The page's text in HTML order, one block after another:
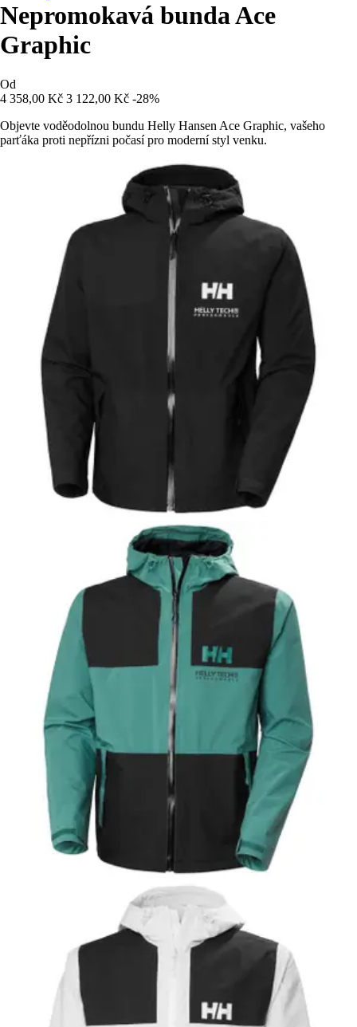
Nepromokavá bunda Ace
Graphic
Od
4 358,00 Kč 3 122,00 Kč -28%
Objevte voděodolnou bundu Helly Hansen Ace Graphic, vašeho
parťáka proti nepřízni počasí pro moderní styl venku.